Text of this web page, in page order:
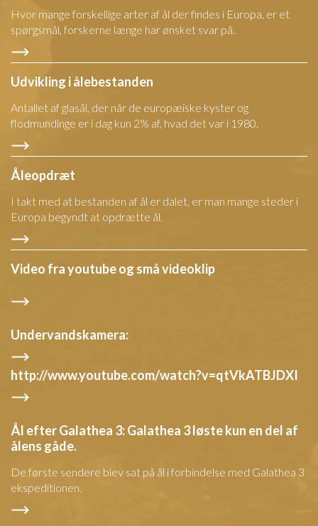
Hvor mange forskellige arter af ål der findes i Europa, er et
spørgsmål, forskerne længe har ønsket svar på.
Udvikling i ålebestanden
Antallet af glasål, der når de europæiske kyster og
flodmundinge er i dag kun 2% af, hvad det var i 1980.
Åleopdræt
I takt med at bestanden af ål er dalet, er man mange steder i
Europa begyndt at opdrætte ål.
Video fra youtube og små videoklip
Undervandskamera:
http://www.youtube.com/watch?v=qtVkATBJDXI
Ål efter Galathea 3: Galathea 3 løste kun en del af
ålens gåde.
De første sendere blev sat på ål i forbindelse med Galathea 3
ekspeditionen.